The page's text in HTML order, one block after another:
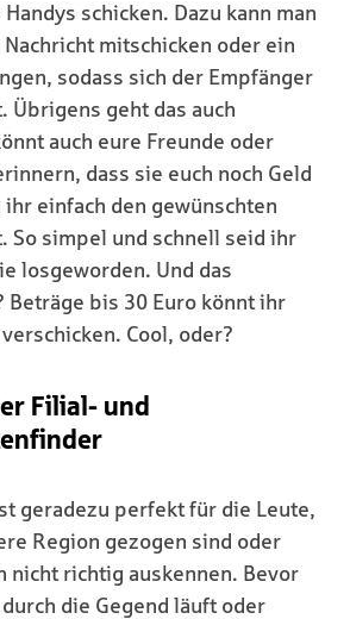
schicken. Dazu kann man
mitschicken oder ein
sodass sich der Empfänger
Übrigens geht das auch
auch eure Freunde oder
dass sie euch noch Geld
einfach den gewünschten
So simpel und schnell seid ihr
losgeworden. Und das
Beträge bis 30 Euro könnt ihr
Cool, oder?
Filial- und
geradezu perfekt für die Leute,
Region gezogen sind oder
nicht richtig auskennen. Bevor
die Gegend läuft oder